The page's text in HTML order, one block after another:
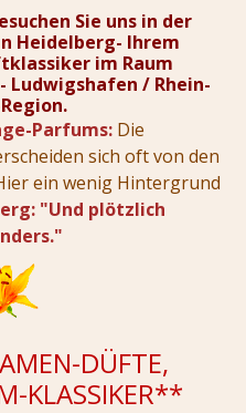
Sie uns in der
Heidelberg- Ihrem
im Raum
Ludwigshafen / Rhein-
Parfums: Die
sich oft von den
ein wenig Hintergrund
"Und plötzlich
DÜFTE,
KLASSIKER**